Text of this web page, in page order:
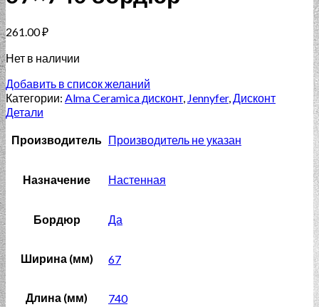
261.00₽
Нет в наличии
Добавить в список желаний
Категории: Alma Ceramica дисконт, Jennyfer,Дисконт
Детали
Производитель Производитель не указан
Назначение Настенная
Бордюр Да
Ширина (мм) 67
Длина (мм) 740